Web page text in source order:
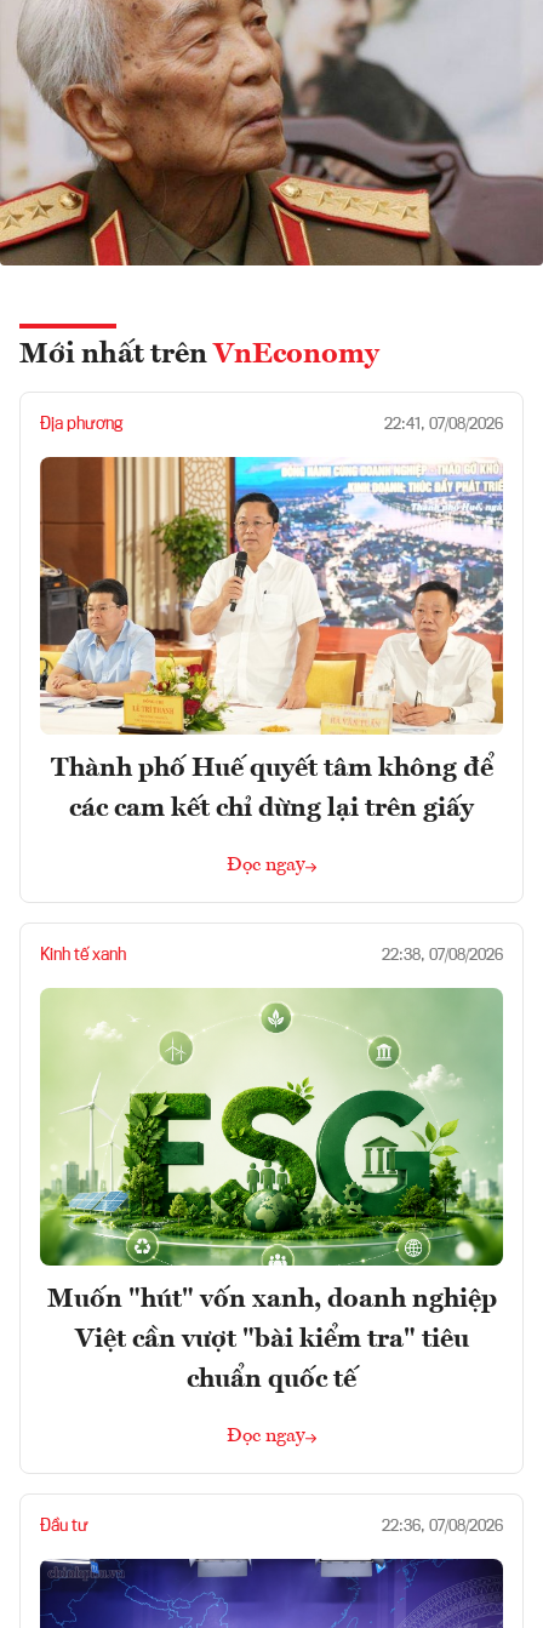
Mới nhất trên VnEconomy
Địa phương 22:41, 07/08/2026
Thành phố Huế quyết tâm không để
các cam kết chỉ dừng lại trên giấy
Đọc ngay
Kinh tế xanh 22:38, 07/08/2026
Muốn "hút" vốn xanh, doanh nghiệp
Việt cần vượt "bài kiểm tra" tiêu
chuẩn quốc tế
Đọc ngay
Đầu tư 22:36, 07/08/2026